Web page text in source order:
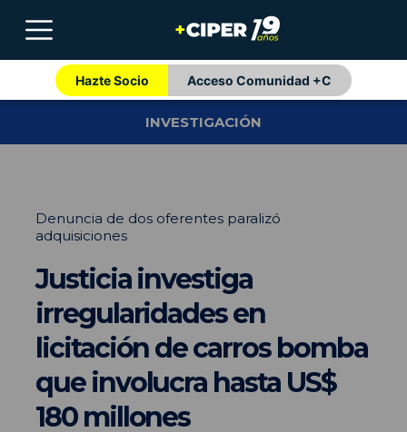
Hazte Socio Acceso Comunidad +C
INVESTIGACIÓN
Denuncia de dos oferentes paralizó
adquisiciones
Justicia investiga
irregularidades en
licitación de carros bomba
que involucra hasta US$
180 millones